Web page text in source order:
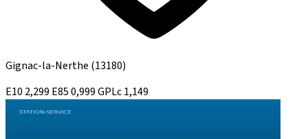
Gignac-la-Nerthe (13180)
E10 2,299 E850,999GPLc1,149